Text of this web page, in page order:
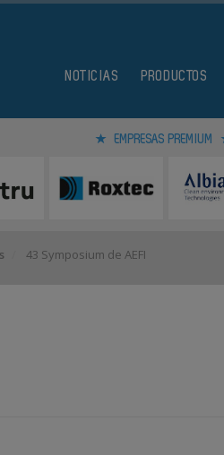
NOTICIAS PRODUCTOS
EMPRESAS PREMIUM
43 Symposium de AEFI